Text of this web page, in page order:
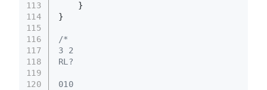
113
114
115
116
117
118
119
120
    }
}
/*
3 2
RL?
010